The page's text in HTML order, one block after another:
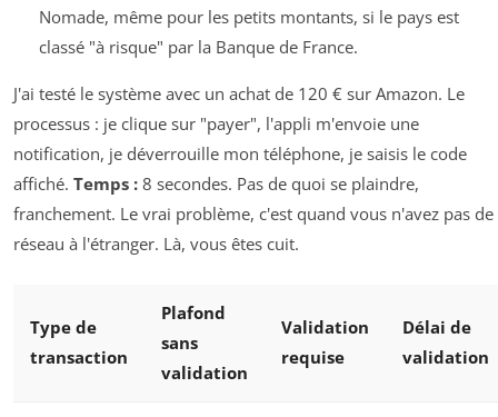
Nomade, même pour les petits montants, si le pays est
classé "à risque" par la Banque de France.
J'ai testé le système avec un achat de 120 € sur Amazon. Le
processus : je clique sur "payer", l'appli m'envoie une
notification, je déverrouille mon téléphone, je saisis le code
affiché. Temps : 8 secondes. Pas de quoi se plaindre,
franchement. Le vrai problème, c'est quand vous n'avez pas de
réseau à l'étranger. Là, vous êtes cuit.
Type de
transaction
Plafond
sans
validation
Validation
requise
Délai de
validation